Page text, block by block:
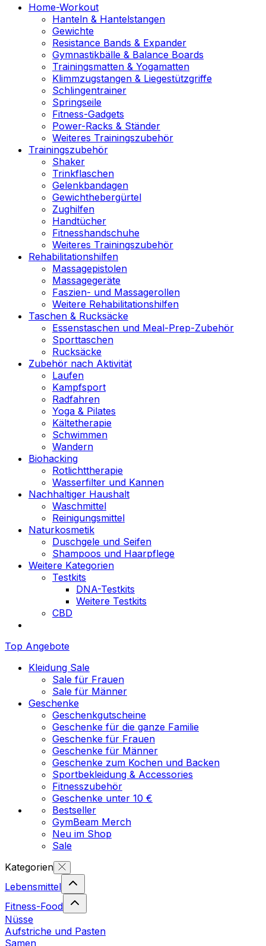
Home-Workout
Hanteln & Hantelstangen
Gewichte
Resistance Bands & Expander
Gymnastikbälle & Balance Boards
Trainingsmatten & Yogamatten
Klimmzugstangen & Liegestützgriffe
Schlingentrainer
Springseile
Fitness-Gadgets
Power-Racks & Ständer
Weiteres Trainingszubehör
Trainingszubehör
Shaker
Trinkflaschen
Gelenkbandagen
Gewichthebergürtel
Zughilfen
Handtücher
Fitnesshandschuhe
Weiteres Trainingszubehör
Rehabilitationshilfen
Massagepistolen
Massagegeräte
Faszien- und Massagerollen
Weitere Rehabilitationshilfen
Taschen & Rucksäcke
Essenstaschen und Meal-Prep-Zubehör
Sporttaschen
Rucksäcke
Zubehör nach Aktivität
Laufen
Kampfsport
Radfahren
Yoga & Pilates
Kältetherapie
Schwimmen
Wandern
Biohacking
Rotlichttherapie
Wasserfilter und Kannen
Nachhaltiger Haushalt
Waschmittel
Reinigungsmittel
Naturkosmetik
Duschgele und Seifen
Shampoos und Haarpflege
Weitere Kategorien
Testkits
DNA-Testkits
Weitere Testkits
CBD
Top Angebote
Kleidung Sale
Sale für Frauen
Sale für Männer
Geschenke
Geschenkgutscheine
Geschenke für die ganze Familie
Geschenke für Frauen
Geschenke für Männer
Geschenke zum Kochen und Backen
Sportbekleidung & Accessories
Fitnesszubehör
Geschenke unter 10 €
Bestseller
GymBeam Merch
Neu im Shop
Sale
Kategorien
Lebensmittel
Fitness-Food
Nüsse
Aufstriche und Pasten
Samen